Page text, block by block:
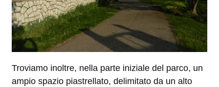
Troviamo inoltre, nella parte iniziale del parco, un
ampio spazio piastrellato, delimitato da un alto